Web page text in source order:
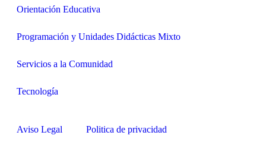
Orientación Educativa
Programación y Unidades Didácticas Mixto
Servicios a la Comunidad
Tecnología
Aviso Legal Politica de privacidad